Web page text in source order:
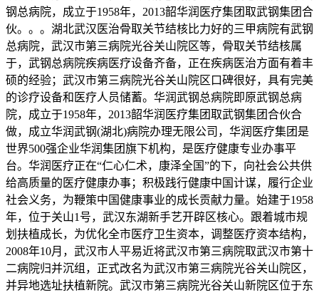
钢总病院，成立于1958年，2013韶华润医疗集团取武钢集团合
伙。。。湖北武汉医治骨取关节结核比力好的三甲病院有武钢
总病院，武汉市第三病院光谷关山院区等，骨取关节结核属
于，武钢总病院疾病医疗设备齐备，正在疾病医治方面有着丰
硕的经验；武汉市第三病院光谷关山院区口碑很好，具有完美
的诊疗设备和医疗人员储蓄。华润武钢总病院即原武钢总病
院，成立于1958年，2013韶华润医疗集团取武钢集团合伙合
做，成立华润武钢(湖北)病院办理无限公司，华润医疗集团是
世界500强企业华润集团旗下机构，是医疗健康专业办事平
台。华润医疗正在“仁心仁术，康泽全国”的下，向社会公共供
给高质量的医疗健康办事；积极践行健康中国计谋，履行企业
社会义务，为鞭策中国健康事业的成长贡献力量。始建于1958
年，位于关山1号，武汉东湖新手艺开辟区核心。跟着城市规
划扶植成长，为优化全市医疗卫生资本，调整医疗资本结构，
2008年10月，武汉市人平易近将武汉市第三病院取武汉市第十
二病院归并沉组，正式改名为武汉市第三病院光谷关山院区，
并异地选址扶植新院。武汉市第三病院光谷关山新院区位于东